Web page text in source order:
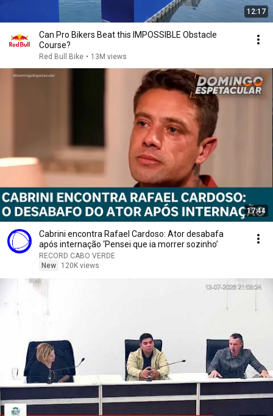
12:17
Can Pro Bikers Beat this IMPOSSIBLE Obstacle
Course?
Red Bull Bike • 13M views
17:44
Cabrini encontra Rafael Cardoso: Ator desabafa
após internação ‘Pensei que ia morrer sozinho’
RECORD CABO VERDE
New
120K views